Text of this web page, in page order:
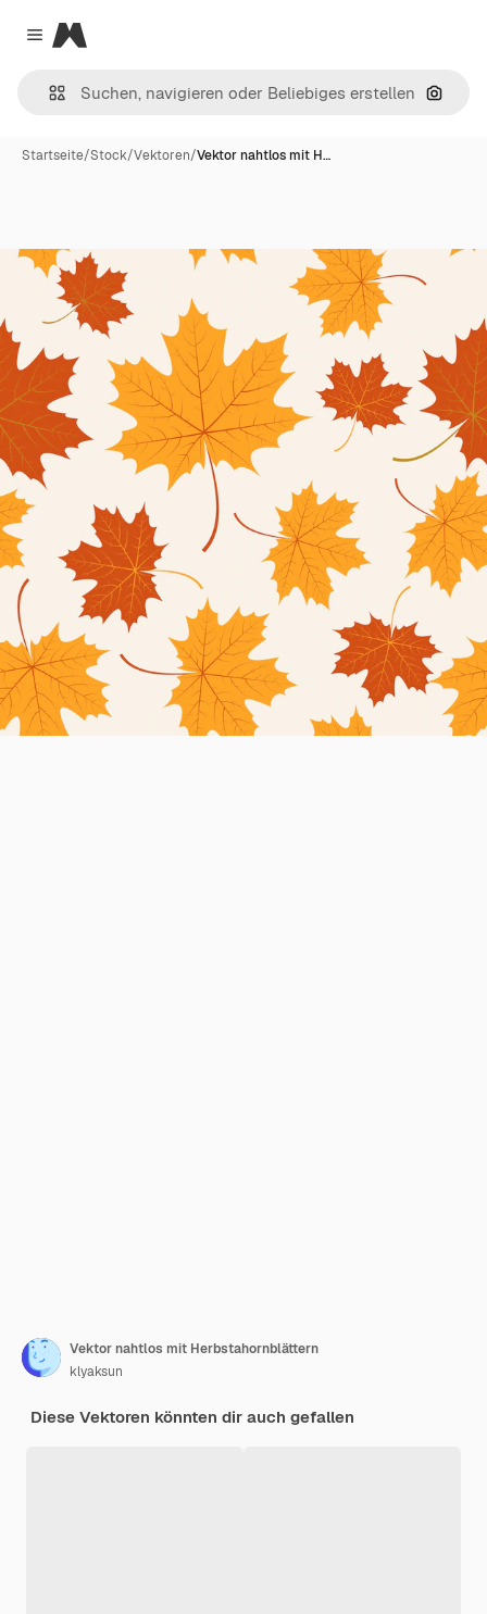
Close menu
Magnific
Nach
Startseite/Stock/Vektoren/Vektor nahtlos mit H…
Vektor nahtlos mit Herbstahornblättern
klyaksun
Diese Vektoren könnten dir auch gefallen